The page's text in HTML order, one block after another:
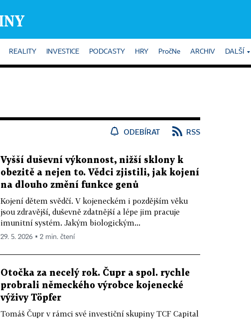
REALITY INVESTICE PODCASTY HRY PročNe ARCHIV DALŠÍ
ODEBÍRAT RSS
Vyšší duševní výkonnost, nižší sklony k
obezitě a nejen to. Vědci zjistili, jak kojení
na dlouho změní funkce genů
Kojení dětem svědčí. V kojeneckém i pozdějším věku
jsou zdravější, duševně zdatnější a lépe jim pracuje
imunitní systém. Jakým biologickým...
29. 5. 2026 ▪ 2 min. čtení
Otočka za necelý rok. Čupr a spol. rychle
probrali německého výrobce kojenecké
výživy Töpfer
Tomáš Čupr v rámci své investiční skupiny TCF Capital